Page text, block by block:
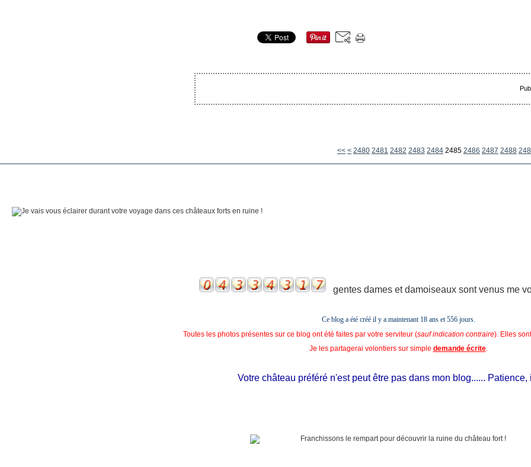
<< < 2400
2410
2420
2430
2440
2450
2460
2470
2480 2481 2482 2483 2484 2485 2486 2487 2488
gentes dames et damoiseaux sont venus me
Ce blog a été créé il y a maintenant 18 ans et556 jours.
Toutes les photos présentes sur ce blog ont été faites par votre serviteur (sauf indication contraire). Elles
Je les partagerai volontiers sur simple demande écrite.
Votre château préféré n'est peut être pas dans mon blog...... Patience,